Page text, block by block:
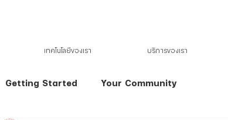
เทคโนโลยีของเรา บริการของเรา
Getting Started Your Community